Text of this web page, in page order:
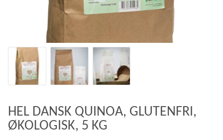
HEL DANSK QUINOA, GLUTENFRI,
ØKOLOGISK, 5 KG